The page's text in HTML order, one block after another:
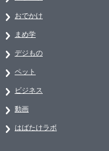
おでかけ
まめ学
デジもの
ペット
ビジネス
動画
はばたけラボ